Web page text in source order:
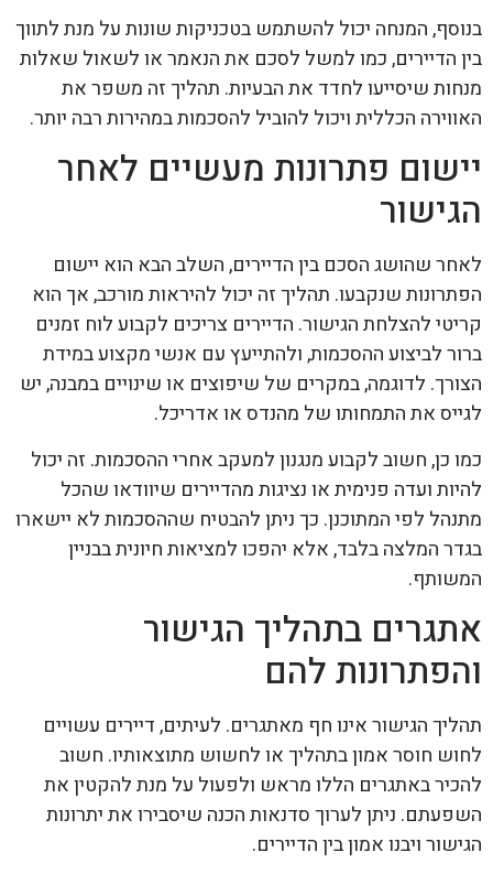
בנוסף, המנחה יכול להשתמש בטכניקות שונות על מנת לתווך
בין הדיירים, כמו למשל לסכם את הנאמר או לשאול שאלות
מנחות שיסייעו לחדד את הבעיות. תהליך זה משפר את
האווירה הכללית ויכול להוביל להסכמות במהירות רבה יותר.
יישום פתרונות מעשיים לאחר
הגישור
לאחר שהושג הסכם בין הדיירים, השלב הבא הוא יישום
הפתרונות שנקבעו. תהליך זה יכול להיראות מורכב, אך הוא
קריטי להצלחת הגישור. הדיירים צריכים לקבוע לוח זמנים
ברור לביצוע ההסכמות, ולהתייעץ עם אנשי מקצוע במידת
הצורך. לדוגמה, במקרים של שיפוצים או שינויים במבנה, יש
לגייס את התמחותו של מהנדס או אדריכל.
כמו כן, חשוב לקבוע מנגנון למעקב אחרי ההסכמות. זה יכול
להיות ועדה פנימית או נציגות מהדיירים שיוודאו שהכל
מתנהל לפי המתוכנן. כך ניתן להבטיח שההסכמות לא יישארו
בגדר המלצה בלבד, אלא יהפכו למציאות חיונית בבניין
המשותף.
אתגרים בתהליך הגישור
והפתרונות להם
תהליך הגישור אינו חף מאתגרים. לעיתים, דיירים עשויים
לחוש חוסר אמון בתהליך או לחשוש מתוצאותיו. חשוב
להכיר באתגרים הללו מראש ולפעול על מנת להקטין את
השפעתם. ניתן לערוך סדנאות הכנה שיסבירו את יתרונות
הגישור ויבנו אמון בין הדיירים.